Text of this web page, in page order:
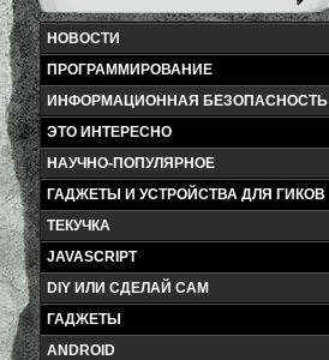
НОВОСТИ
ПРОГРАММИРОВАНИЕ
ИНФОРМАЦИОННАЯ БЕЗОПАСНОСТЬ
ЭТО ИНТЕРЕСНО
НАУЧНО-ПОПУЛЯРНОЕ
ГАДЖЕТЫ И УСТРОЙСТВА ДЛЯ ГИКОВ
ТЕКУЧКА
JAVASCRIPT
DIY ИЛИ СДЕЛАЙ САМ
ГАДЖЕТЫ
ANDROID